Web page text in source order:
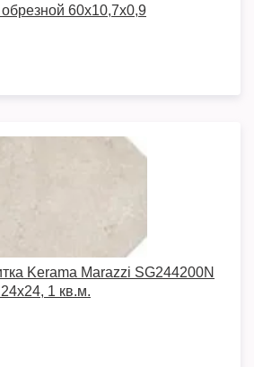
60x10,7x0,9
Kerama Marazzi SG244200N
1 кв.м.